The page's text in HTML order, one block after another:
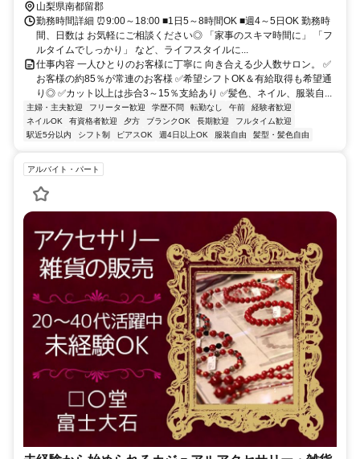
山梨県南都留郡
勤務時間詳細 ⏰9:00～18:00 ■1日5～8時間OK ■週4～5日OK 勤務時
間、日数は お気軽にご相談ください◎ 「家事のスキマ時間に」 「フ
ルタイムでしっかり」 など、ライフスタイルに...
仕事内容 一人ひとりのお客様に丁寧に 向き合える少人数サロン。 ✅
お客様の約85％が常連のお客様 ✅希望シフトOK＆有給取得も希望通
り◎ ✅カット以上は歩合3～15％支給あり ✅髪色、ネイル、服装自...
主婦・主夫歓迎 フリーター歓迎 学歴不問 転勤なし 午前
経験者歓迎
ネイルOK
有資格者歓迎 夕方 ブランクOK 長期歓迎
フルタイム歓迎
駅近5分以内
シフト制 ピアスOK 週4日以上OK 服装自由 髪型・髪色自由
アルバイト・パート